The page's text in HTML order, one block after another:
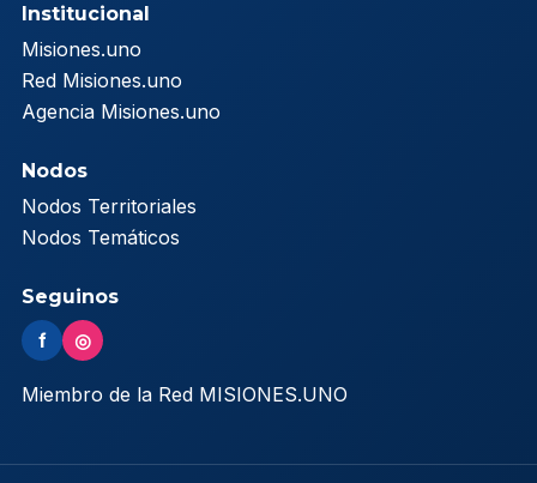
Institucional
Misiones.uno
Red Misiones.uno
Agencia Misiones.uno
Nodos
Nodos Territoriales
Nodos Temáticos
Seguinos
f ◎
Miembro de la Red MISIONES.UNO